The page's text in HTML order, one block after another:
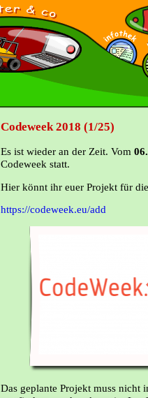
Codeweek 2018 (1/25)
Es ist wieder an der Zeit. Vom
Codeweek statt.
Hier könnt ihr euer Projekt für
https://codeweek.eu/add
Das geplante Projekt muss nicht